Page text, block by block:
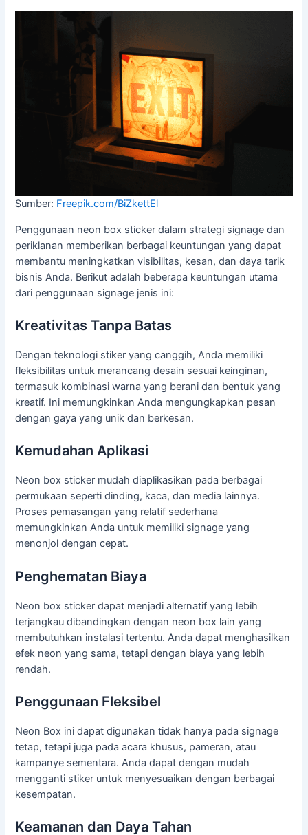
Sumber: Freepik.com/BiZkettEl
Penggunaan neon box sticker dalam strategi signage dan
periklanan memberikan berbagai keuntungan yang dapat
membantu meningkatkan visibilitas, kesan, dan daya tarik
bisnis Anda. Berikut adalah beberapa keuntungan utama
dari penggunaan signage jenis ini:
Kreativitas Tanpa Batas
Dengan teknologi stiker yang canggih, Anda memiliki
fleksibilitas untuk merancang desain sesuai keinginan,
termasuk kombinasi warna yang berani dan bentuk yang
kreatif. Ini memungkinkan Anda mengungkapkan pesan
dengan gaya yang unik dan berkesan.
Kemudahan Aplikasi
Neon box sticker mudah diaplikasikan pada berbagai
permukaan seperti dinding, kaca, dan media lainnya.
Proses pemasangan yang relatif sederhana
memungkinkan Anda untuk memiliki signage yang
menonjol dengan cepat.
Penghematan Biaya
Neon box sticker dapat menjadi alternatif yang lebih
terjangkau dibandingkan dengan neon box lain yang
membutuhkan instalasi tertentu. Anda dapat menghasilkan
efek neon yang sama, tetapi dengan biaya yang lebih
rendah.
Penggunaan Fleksibel
Neon Box ini dapat digunakan tidak hanya pada signage
tetap, tetapi juga pada acara khusus, pameran, atau
kampanye sementara. Anda dapat dengan mudah
mengganti stiker untuk menyesuaikan dengan berbagai
kesempatan.
Keamanan dan Daya Tahan